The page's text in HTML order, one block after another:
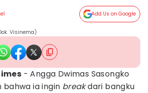
Add Us on Google
Visinema)
- Angga Dwimas Sasongko
bahwa ia ingin breakdari bangku